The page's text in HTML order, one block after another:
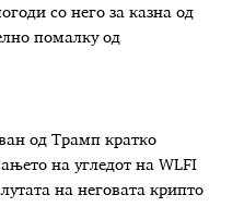
со него за казна од
помалку од
од Трамп кратко
на угледот на WLFI
на неговата крипто